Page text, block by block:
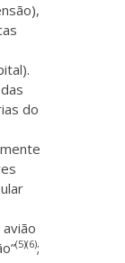
do
(5)(6);